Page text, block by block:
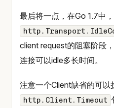
最后将一点，在Go 1.7中
client request的阻塞阶段
连接可以idle多长时间。
注意一个Client缺省的可以
http.Client.Timeout